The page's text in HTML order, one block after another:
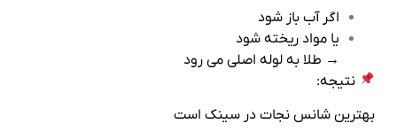
اگر آب باز شود
یا مواد ریخته شود
→ طلا به لوله اصلی می‌ رود
نتیجه:
بهترین شانس نجات در سینک است